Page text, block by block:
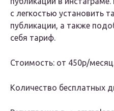
с легкостью установить
публикации, а также
себя тариф.
Стоимость: от 450р/
Количество бесплатных